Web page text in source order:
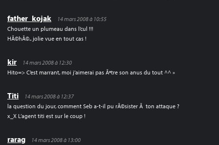
father_kojak
14 mars 2008 à 10:55
Chouette un plumeau dans l’cul !!!
HÃ©hÃ©.. jolie vue en tout cas !
kir
14 mars 2008 à 12:30
Hito=> C’est marrant, moi j’aimerai pas Ãªtre son anus du tout ^^ »
Titi
14 mars 2008 à 12:37
la question du jour, comment Seb a-t-il pu rÃ©sister Ã ton attaque ?
x_X L’agent titi est sur le coup !
rarag
14 mars 2008 à 13:00